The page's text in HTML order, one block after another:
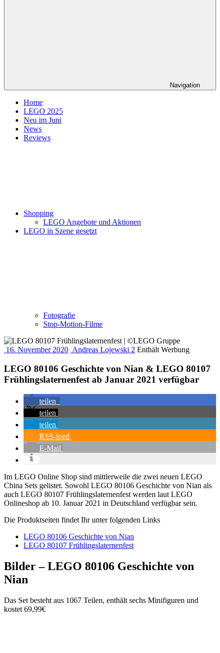
Navigation
Home
LEGO 2025
Neu im Juni
News
Reviews
Shopping
LEGO Angebote und Aktionen
LEGO in Szene gesetzt
Fotografie
Stop-Motion-Filme
16. November 2020 Andreas Lojewski 2 Enthält Werbung
LEGO 80106 Geschichte von Nian & LEGO 80107
Frühlingslaternenfest ab Januar 2021 verfügbar
teilen
teilen
teilen
RSS-feed
E-Mail
Im LEGO Online Shop sind mittlerweile die zwei neuen LEGO
China Sets gelistet. Sowohl LEGO 80106 Geschichte von Nian als
auch LEGO 80107 Frühlingslaternenfest werden laut LEGO
Onlineshop ab 10. Januar 2021 in Deutschland verfügbar sein.
Die Produktseiten findet Ihr unter folgenden Links
LEGO 80106 Geschichte von Nian
LEGO 80107 Frühlingslaternenfest
Bilder – LEGO 80106 Geschichte von
Nian
Das Set besteht aus 1067 Teilen, enthält sechs Minifiguren und
kostet 69,99€